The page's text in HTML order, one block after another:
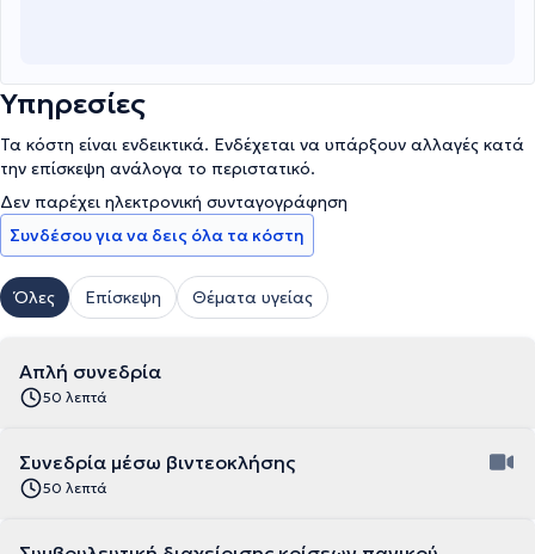
Υπηρεσίες
Τα κόστη είναι ενδεικτικά. Ενδέχεται να υπάρξουν αλλαγές κατά
την επίσκεψη ανάλογα το περιστατικό.
Δεν παρέχει ηλεκτρονική συνταγογράφηση
Συνδέσου για να δεις όλα τα κόστη
Όλες Επίσκεψη Θέματα υγείας
Απλή συνεδρία
50 λεπτά
Συνεδρία μέσω βιντεοκλήσης
50 λεπτά